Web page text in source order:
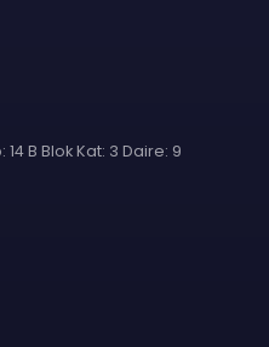
B Blok Kat: 3 Daire: 9